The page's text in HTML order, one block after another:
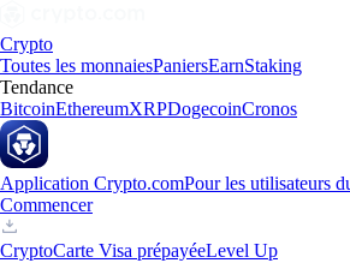
Crypto
Toutes les monnaiesPaniersEarnStaking
Tendance
BitcoinEthereumXRPDogecoinCronos
Application Crypto.comPour les utilisateurs
Commencer
CryptoCarte Visa prépayéeLevel Up